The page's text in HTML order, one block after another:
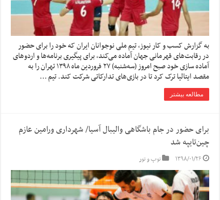
به گزارش کسب و کار نیوز، تیم ملی نوجوانان ایران که خود را برای حضور
در رقابت‌های قهرمانی جهان آماده می‌کند، برای پیگیری برنامه‌ها و اردوهای
آماده سازی خود صبح امروز (سه‌شنبه) ۲۷ فروردین ماه ۱۳۹۸ تهران را به
مقصد ایتالیا ترک کرد تا در بازی‌های تدارکاتی شرکت کند. تیم …
مطالعه بیشتر
برای حضور در جام‌ باشگاهی والیبال آسیا/ شهرداری ورامین عازم
چین‌تایپه شد
۱۳۹۸/۰۱/۲۶ توپ و تور